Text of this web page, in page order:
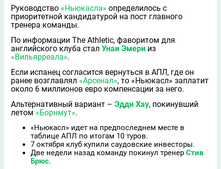
Руководство «Ньюкасла» определилось с
приоритетной кандидатурой на пост главного
тренера команды.
По информации The Athletic, фаворитом для
английского клуба стал Унаи Эмери из
«Вильярреала».
Если испанец согласится вернуться в АПЛ, где он
ранее возглавлял «Арсенал», то «Ньюкасл» заплатит
около 6 миллионов евро компенсации за него.
Альтернативный вариант – Эдди Хау, покинувший
летом «Борнмут».
«Ньюкасл» идет на предпоследнем месте в
таблице АПЛ по итогам 10 туров.
7 октября клуб купили саудовские инвесторы.
Две недели назад команду покинул тренер Стив
Брюс.